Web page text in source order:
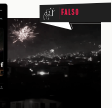
Falso